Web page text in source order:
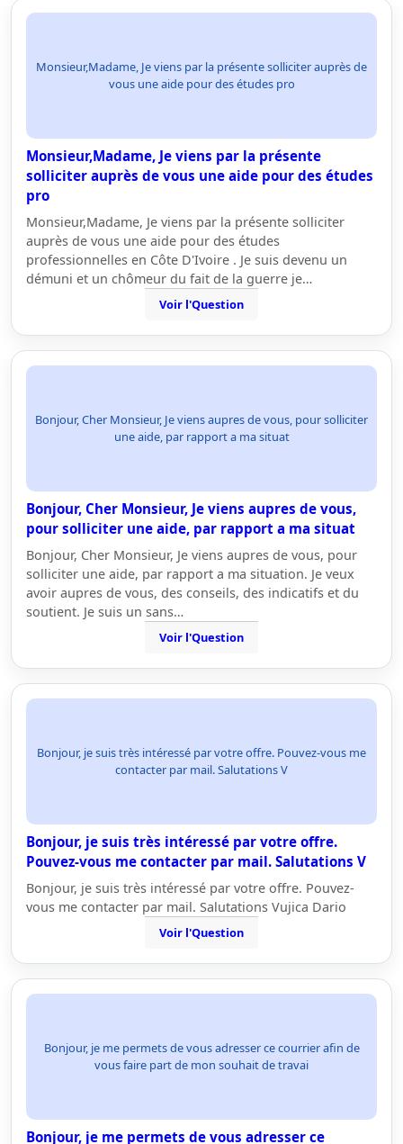
Monsieur,Madame, Je viens par la présente solliciter auprès de
vous une aide pour des études pro
Monsieur,Madame, Je viens par la présente
solliciter auprès de vous une aide pour des études
pro
Monsieur,Madame, Je viens par la présente solliciter
auprès de vous une aide pour des études
professionnelles en Côte D'Ivoire . Je suis devenu un
démuni et un chômeur du fait de la guerre je…
Voir l'Question
Bonjour, Cher Monsieur, Je viens aupres de vous, pour solliciter
une aide, par rapport a ma situat
Bonjour, Cher Monsieur, Je viens aupres de vous,
pour solliciter une aide, par rapport a ma situat
Bonjour, Cher Monsieur, Je viens aupres de vous, pour
solliciter une aide, par rapport a ma situation. Je veux
avoir aupres de vous, des conseils, des indicatifs et du
soutient. Je suis un sans…
Voir l'Question
Bonjour, je suis très intéressé par votre offre. Pouvez-vous me
contacter par mail. Salutations V
Bonjour, je suis très intéressé par votre offre.
Pouvez-vous me contacter par mail. Salutations V
Bonjour, je suis très intéressé par votre offre. Pouvez-
vous me contacter par mail. Salutations Vujica Dario
Voir l'Question
Bonjour, je me permets de vous adresser ce courrier afin de
vous faire part de mon souhait de travai
Bonjour, je me permets de vous adresser ce